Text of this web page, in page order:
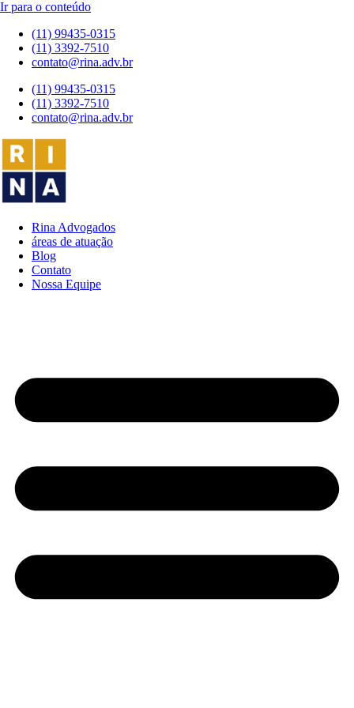
Ir para o conteúdo
(11) 99435-0315
(11) 3392-7510
contato@rina.adv.br
(11) 99435-0315
(11) 3392-7510
contato@rina.adv.br
Rina Advogados
áreas de atuação
Blog
Contato
Nossa Equipe